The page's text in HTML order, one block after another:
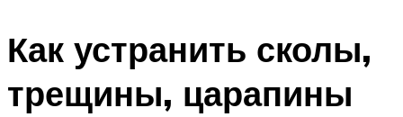
Как устранить сколы,
трещины, царапины